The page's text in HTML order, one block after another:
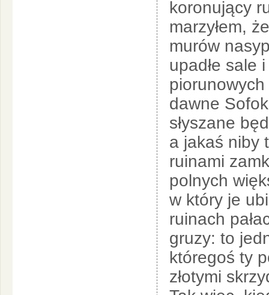
koronujący
marzyłem,
murów
upadłe sale
dawne
słyszane
a jakaś niby
ruinami
polnych
w który je
ruinach
gruzy: to
któregoś ty
złotymi